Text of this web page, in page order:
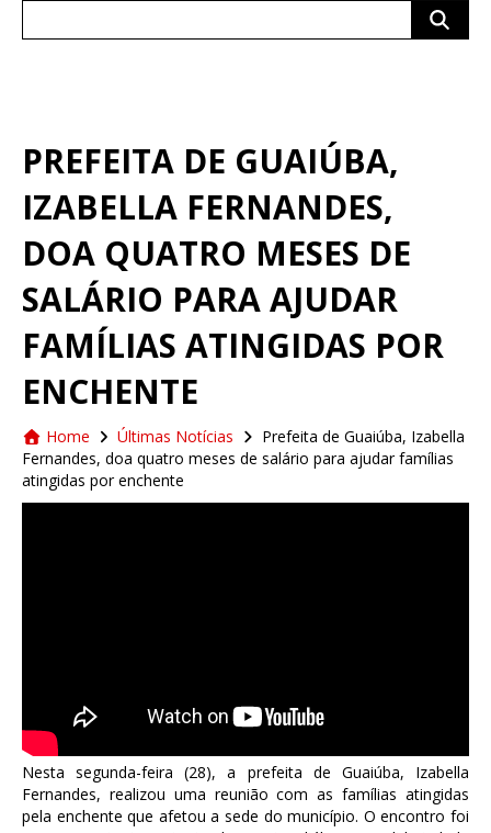
PREFEITA DE GUAIÚBA,
IZABELLA FERNANDES,
DOA QUATRO MESES DE
SALÁRIO PARA AJUDAR
FAMÍLIAS ATINGIDAS POR
ENCHENTE
Home Últimas Notícias
Prefeita de Guaiúba, Izabella
Fernandes, doa quatro meses de salário para ajudar famílias
atingidas por enchente
Nesta segunda-feira (28), a prefeita de Guaiúba, Izabella
Fernandes, realizou uma reunião com as famílias atingidas
pela enchente que afetou a sede do município. O encontro foi